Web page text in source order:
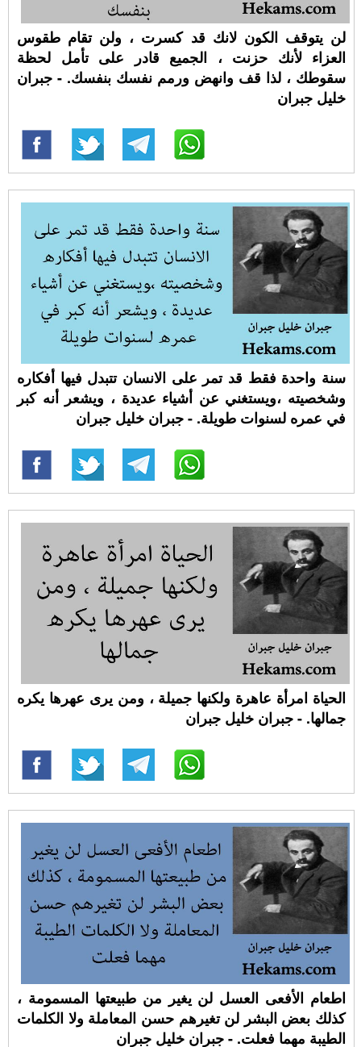
لن يتوقف الكون لانك قد كسرت ، ولن تقام طقوس
العزاء لأنك حزنت ، الجميع قادر على تأمل لحظة
سقوطك ، لذا قف وانهض ورمم نفسك بنفسك. - جبران
خليل جبران
سنة واحدة فقط قد تمر على الانسان تتبدل فيها أفكاره
وشخصيته ،ويستغني عن أشياء عديدة ، ويشعر أنه كبر
في عمره لسنوات طويلة. - جبران خليل جبران
الحياة امرأة عاهرة ولكنها جميلة ، ومن يرى عهرها يكره
جمالها. - جبران خليل جبران
اطعام الأفعى العسل لن يغير من طبيعتها المسمومة ،
كذلك بعض البشر لن تغيرهم حسن المعاملة ولا الكلمات
الطيبة مهما فعلت. - جبران خليل جبران